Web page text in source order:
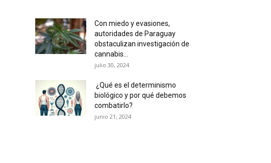
Con miedo y evasiones,
autoridades de Paraguay
obstaculizan investigación de
cannabis...
julio 30, 2024
¿Qué es el determinismo
biológico y por qué debemos
combatirlo?
junio 21, 2024